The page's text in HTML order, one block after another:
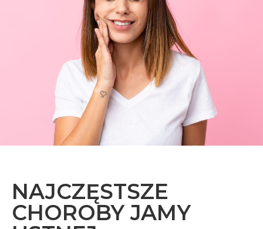
NAJCZĘSTSZE
CHOROBY JAMY